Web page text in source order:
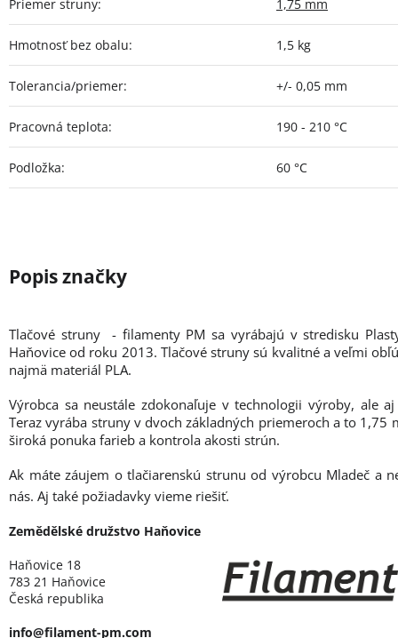
Priemer struny: 1,75 mm
Hmotnosť bez obalu: 1,5 kg
Tolerancia/priemer: +/- 0,05 mm
Pracovná teplota: 190 - 210 °C
Podložka: 60 °C
Tlačové struny - filamenty PM sa vyrábajú v stredisku
Haňovice od roku 2013. Tlačové struny sú kvalitné a veľmi
najmä materiál PLA.
Výrobca sa neustále zdokonaľuje v technologii výroby, ale
Teraz vyrába struny v dvoch základných priemeroch a to 1,75
široká ponuka farieb a kontrola akosti strún.
Ak máte záujem o tlačiarenskú strunu od výrobcu Mladeč a
nás. Aj také požiadavky vieme riešiť.
Zemědělské družstvo Haňovice
Haňovice 18
783 21 Haňovice
Česká republika
info@filament-pm.com